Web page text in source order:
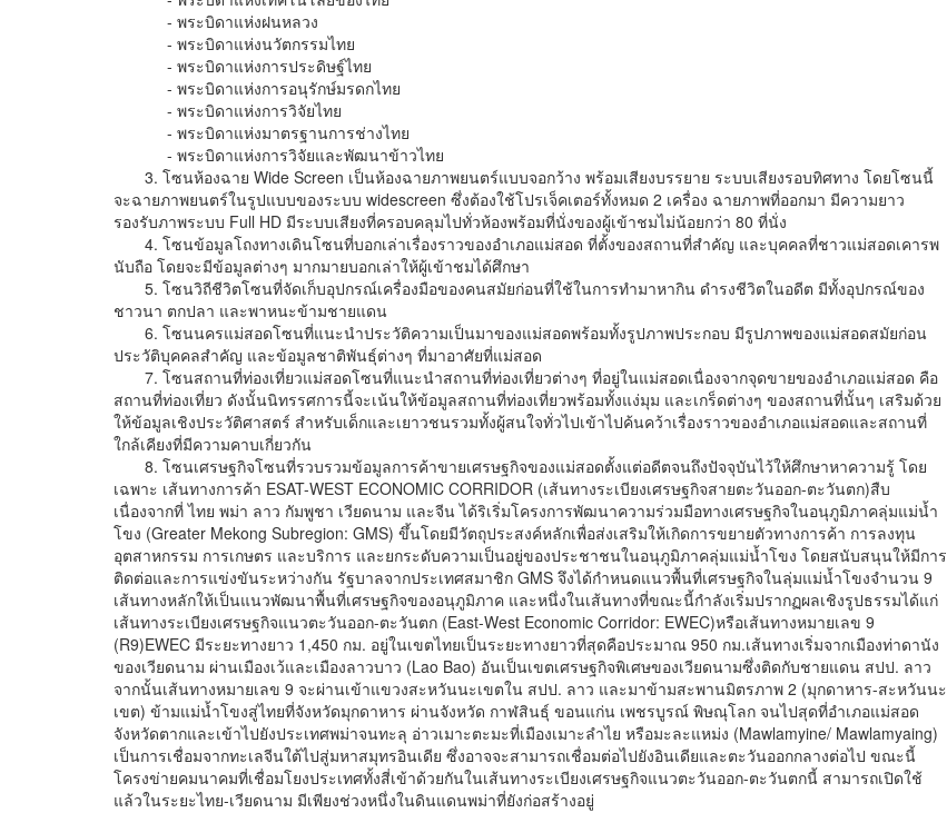
- พระบิดาแห่งฝนหลวง
- พระบิดาแห่งนวัตกรรมไทย
- พระบิดาแห่งการประดิษฐ์ไทย
- พระบิดาแห่งการอนุรักษ์มรดกไทย
- พระบิดาแห่งการวิจัยไทย
- พระบิดาแห่งมาตรฐานการช่างไทย
- พระบิดาแห่งการวิจัยและพัฒนาข้าวไทย
3. โซนห้องฉาย Wide Screen เป็นห้องฉายภาพยนตร์แบบจอกว้าง พร้อมเสียงบรรยาย ระบบเสียงรอบทิศทาง โดยโซนนี้
จะฉายภาพยนตร์ในรูปแบบของระบบ widescreen ซึ่งต้องใช้โปรเจ็คเตอร์ทั้งหมด 2 เครื่อง ฉายภาพที่ออกมา มีความยาว
รองรับภาพระบบ Full HD มีระบบเสียงที่ครอบคลุมไปทั่วห้องพร้อมที่นั่งของผู้เข้าชมไม่น้อยกว่า 80 ที่นั่ง
4. โซนข้อมูลโถงทางเดินโซนที่บอกเล่าเรื่องราวของอำเภอแม่สอด ที่ตั้งของสถานที่สำคัญ และบุคคลที่ชาวแม่สอดเคารพ
นับถือ โดยจะมีข้อมูลต่างๆ มากมายบอกเล่าให้ผู้เข้าชมได้ศึกษา
5. โซนวิถีชีวิตโซนที่จัดเก็บอุปกรณ์เครื่องมือของคนสมัยก่อนที่ใช้ในการทำมาหากิน ดำรงชีวิตในอดีต มีทั้งอุปกรณ์ของ
ชาวนา ตกปลา และพาหนะข้ามชายแดน
6. โซนนครแม่สอดโซนที่แนะนำประวัติความเป็นมาของแม่สอดพร้อมทั้งรูปภาพประกอบ มีรูปภาพของแม่สอดสมัยก่อน
ประวัติบุคคลสำคัญ และข้อมูลชาติพันธุ์ต่างๆ ที่มาอาศัยที่แม่สอด
7. โซนสถานที่ท่องเที่ยวแม่สอดโซนที่แนะนำสถานที่ท่องเที่ยวต่างๆ ที่อยู่ในแม่สอดเนื่องจากจุดขายของอำเภอแม่สอด คือ
สถานที่ท่องเที่ยว ดังนั้นนิทรรศการนี้จะเน้นให้ข้อมูลสถานที่ท่องเที่ยวพร้อมทั้งแง่มุม และเกร็ดต่างๆ ของสถานที่นั้นๆ เสริมด้วย
ให้ข้อมูลเชิงประวัติศาสตร์ สำหรับเด็กและเยาวชนรวมทั้งผู้สนใจทั่วไปเข้าไปค้นคว้าเรื่องราวของอำเภอแม่สอดและสถานที่
ใกล้เคียงที่มีความคาบเกี่ยวกัน
8. โซนเศรษฐกิจโซนที่รวบรวมข้อมูลการค้าขายเศรษฐกิจของแม่สอดตั้งแต่อดีตจนถึงปัจจุบันไว้ให้ศึกษาหาความรู้ โดย
เฉพาะ เส้นทางการค้า ESAT-WEST ECONOMIC CORRIDOR (เส้นทางระเบียงเศรษฐกิจสายตะวันออก-ตะวันตก)สืบ
เนื่องจากที่ ไทย พม่า ลาว กัมพูชา เวียดนาม และจีน ได้ริเริ่มโครงการพัฒนาความร่วมมือทางเศรษฐกิจในอนุภูมิภาคลุ่มแม่น้ำ
โขง (Greater Mekong Subregion: GMS) ขึ้นโดยมีวัตถุประสงค์หลักเพื่อส่งเสริมให้เกิดการขยายตัวทางการค้า การลงทุน
อุตสาหกรรม การเกษตร และบริการ และยกระดับความเป็นอยู่ของประชาชนในอนุภูมิภาคลุ่มแม่น้ำโขง โดยสนับสนุนให้มีการ
ติดต่อและการแข่งขันระหว่างกัน รัฐบาลจากประเทศสมาชิก GMS จึงได้กำหนดแนวพื้นที่เศรษฐกิจในลุ่มแม่น้ำโขงจำนวน 9
เส้นทางหลักให้เป็นแนวพัฒนาพื้นที่เศรษฐกิจของอนุภูมิภาค และหนึ่งในเส้นทางที่ขณะนี้กำลังเริ่มปรากฏผลเชิงรูปธรรมได้แก่
เส้นทางระเบียงเศรษฐกิจแนวตะวันออก-ตะวันตก (East-West Economic Corridor: EWEC)หรือเส้นทางหมายเลข 9
(R9)EWEC มีระยะทางยาว 1,450 กม. อยู่ในเขตไทยเป็นระยะทางยาวที่สุดคือประมาณ 950 กม.เส้นทางเริ่มจากเมืองท่าดานัง
ของเวียดนาม ผ่านเมืองเว้และเมืองลาวบาว (Lao Bao) อันเป็นเขตเศรษฐกิจพิเศษของเวียดนามซึ่งติดกับชายแดน สปป. ลาว
จากนั้นเส้นทางหมายเลข 9 จะผ่านเข้าแขวงสะหวันนะเขตใน สปป. ลาว และมาข้ามสะพานมิตรภาพ 2 (มุกดาหาร-สะหวันนะ
เขต) ข้ามแม่น้ำโขงสู่ไทยที่จังหวัดมุกดาหาร ผ่านจังหวัด กาฬสินธุ์ ขอนแก่น เพชรบูรณ์ พิษณุโลก จนไปสุดที่อำเภอแม่สอด
จังหวัดตากและเข้าไปยังประเทศพม่าจนทะลุ อ่าวเมาะตะมะที่เมืองเมาะลำไย หรือมะละแหม่ง (Mawlamyine/ Mawlamyaing)
เป็นการเชื่อมจากทะเลจีนใต้ไปสู่มหาสมุทรอินเดีย ซึ่งอาจจะสามารถเชื่อมต่อไปยังอินเดียและตะวันออกกลางต่อไป ขณะนี้
โครงข่ายคมนาคมที่เชื่อมโยงประเทศทั้งสี่เข้าด้วยกันในเส้นทางระเบียงเศรษฐกิจแนวตะวันออก-ตะวันตกนี้ สามารถเปิดใช้
แล้วในระยะไทย-เวียดนาม มีเพียงช่วงหนึ่งในดินแดนพม่าที่ยังก่อสร้างอยู่